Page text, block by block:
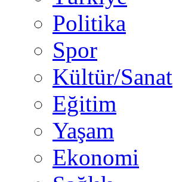
Politika
Spor
Kültür/Sanat
Eğitim
Yaşam
Ekonomi